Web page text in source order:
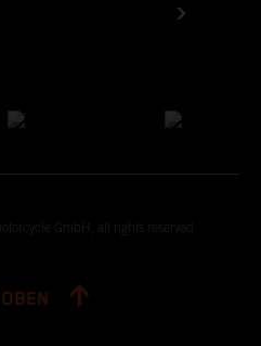
GmbH, all rights reserved